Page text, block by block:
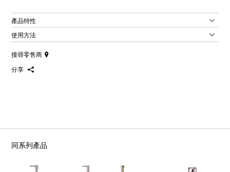
產品特性
使用方法
搜尋零售商
分享
同系列產品